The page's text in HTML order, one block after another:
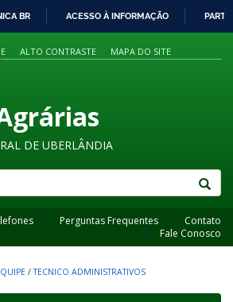
PARA
O
BR ACESSO À INFORMAÇÃO
ALTO CONTRASTE MAPA DO SITE
DE UBERLÂNDIA
Perguntas Frequentes
Contato
Fale Conosco
/ TECNICO ADMINISTRATIVOS